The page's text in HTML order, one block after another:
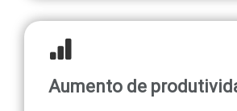
Aumento de